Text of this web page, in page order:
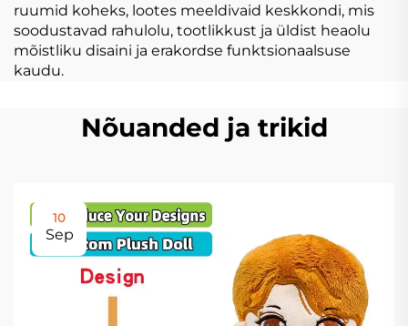
ruumid koheks, lootes meeldivaid keskkondi, mis
soodustavad rahulolu, tootlikkust ja üldist heaolu
mõistliku disaini ja erakordse funktsionaalsuse
kaudu.
Nõuanded ja trikid
10
Sep